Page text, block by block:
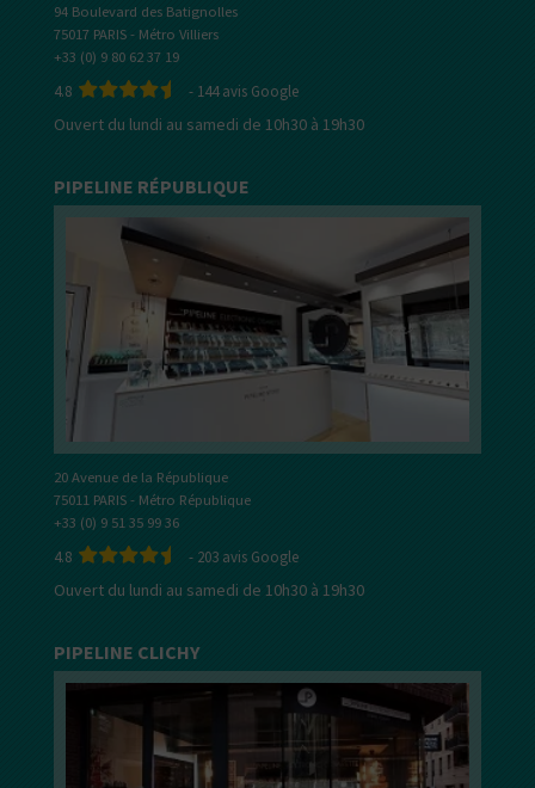
94 Boulevard des Batignolles
75017 PARIS - Métro Villiers
+33 (0) 9 80 62 37 19
4.8 - 144avis Google
Ouvert du lundi au samedi de 10h30 à 19h30
PIPELINE RÉPUBLIQUE
20 Avenue de la République
75011 PARIS - Métro République
+33 (0) 9 51 35 99 36
4.8 - 203 avis Google
Ouvert du lundi au samedi de 10h30 à 19h30
PIPELINE CLICHY